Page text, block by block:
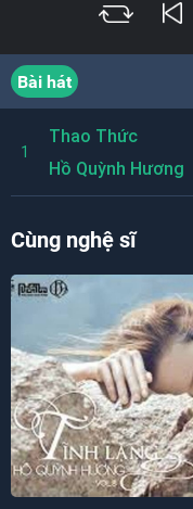
Bài hát
1
Thao Thức
Hồ Quỳnh Hương
Cùng nghệ sĩ